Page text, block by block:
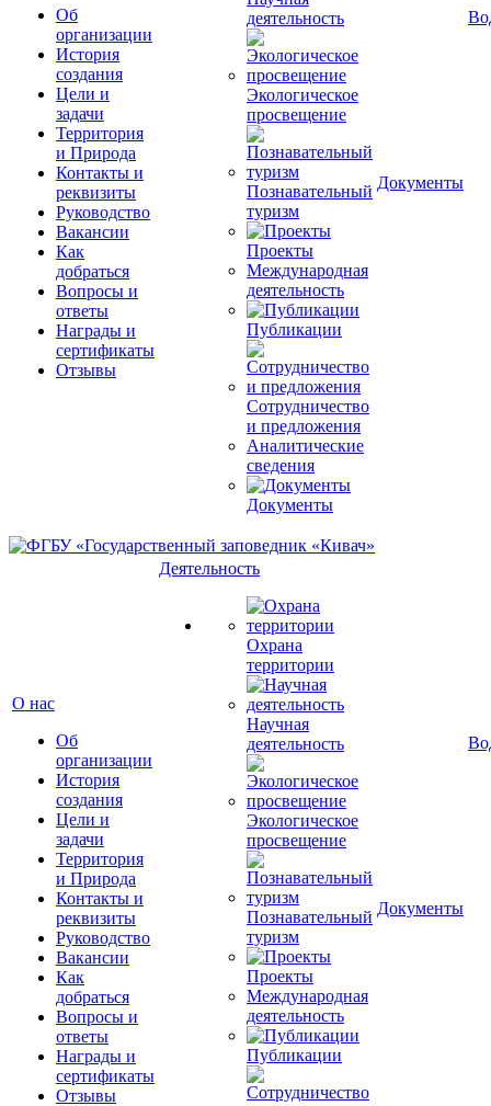
Об
организации
История
создания
Цели и
задачи
Территория
и Природа
Контакты и
реквизиты
Руководство
Вакансии
Как
добраться
Вопросы и
ответы
Награды и
сертификаты
Отзывы
деятельность
Экологическое
просвещение
Познавательный
туризм
Проекты
Международная
деятельность
Публикации
Сотрудничество
и предложения
Аналитические
сведения
Документы
Документы
О нас
Об
организации
История
создания
Цели и
задачи
Территория
и Природа
Контакты и
реквизиты
Руководство
Вакансии
Как
добраться
Вопросы и
ответы
Награды и
сертификаты
Отзывы
Деятельность
Охрана
территории
Научная
деятельность
Экологическое
просвещение
Познавательный
туризм
Проекты
Международная
деятельность
Публикации
Документы